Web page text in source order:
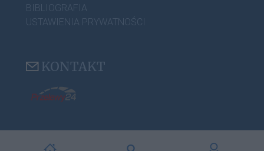
BIBLIOGRAFIA
USTAWIENIA PRYWATNOŚCI
KONTAKT